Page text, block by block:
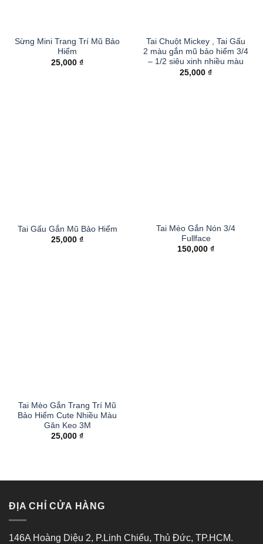
Sừng Mini Trang Trí Mũ Bảo
Hiểm
25,000 ₫
Tai Chuột Mickey , Tai Gấu
2 màu gắn mũ bảo hiểm 3/4
– 1/2 siêu xinh nhiều màu
25,000 ₫
Tai Gấu Gắn Mũ Bảo Hiểm
25,000 ₫
Tai Mèo Gắn Nón 3/4
Fullface
150,000 ₫
Tai Mèo Gắn Trang Trí Mũ
Bảo Hiểm Cute Nhiều Màu
Găn Keo 3M
25,000 ₫
ĐỊA CHỈ CỬA HÀNG
146A Hoàng Diệu 2, P.Linh Chiểu, Thủ Đức, TP.HCM.